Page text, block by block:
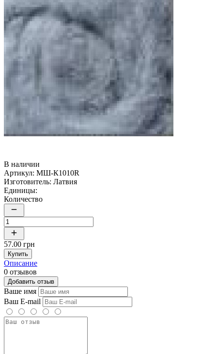
В наличии
Артикул: МШ-К1010R
Изготовитель: Латвия
Единицы:
Количество
57.00 грн
Купить
Описание
0 отзывов
Добавить отзыв
Ваше имя
Ваш E-mail